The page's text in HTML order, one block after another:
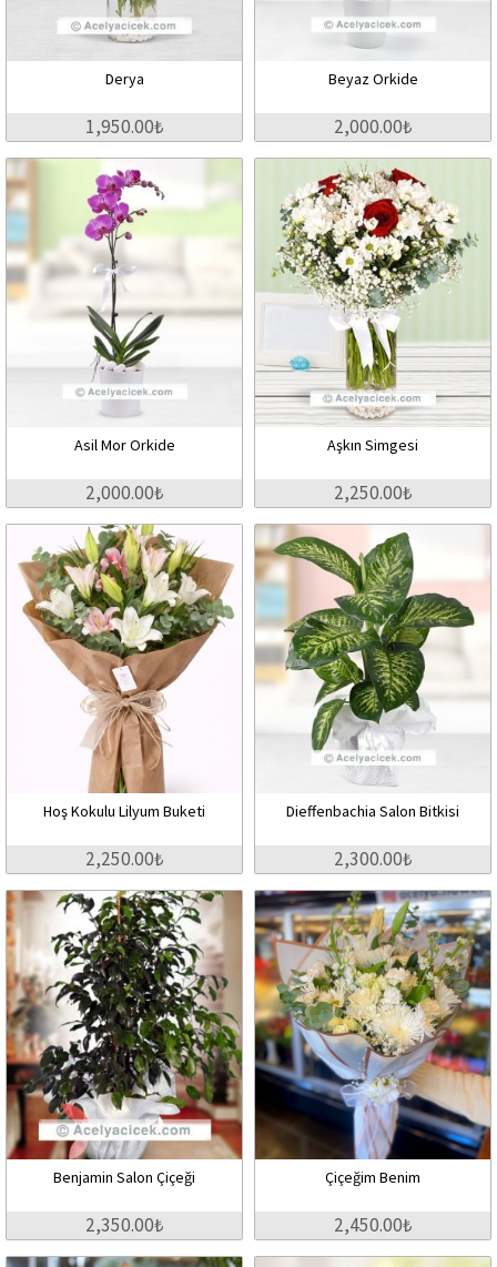
Derya
1,950.00₺
Beyaz Orkide
2,000.00₺
Asil Mor Orkide
2,000.00₺
Aşkın Simgesi
2,250.00₺
Hoş Kokulu Lilyum Buketi
2,250.00₺
Dieffenbachia Salon Bitkisi
2,300.00₺
Benjamin Salon Çiçeği
2,350.00₺
Çiçeğim Benim
2,450.00₺